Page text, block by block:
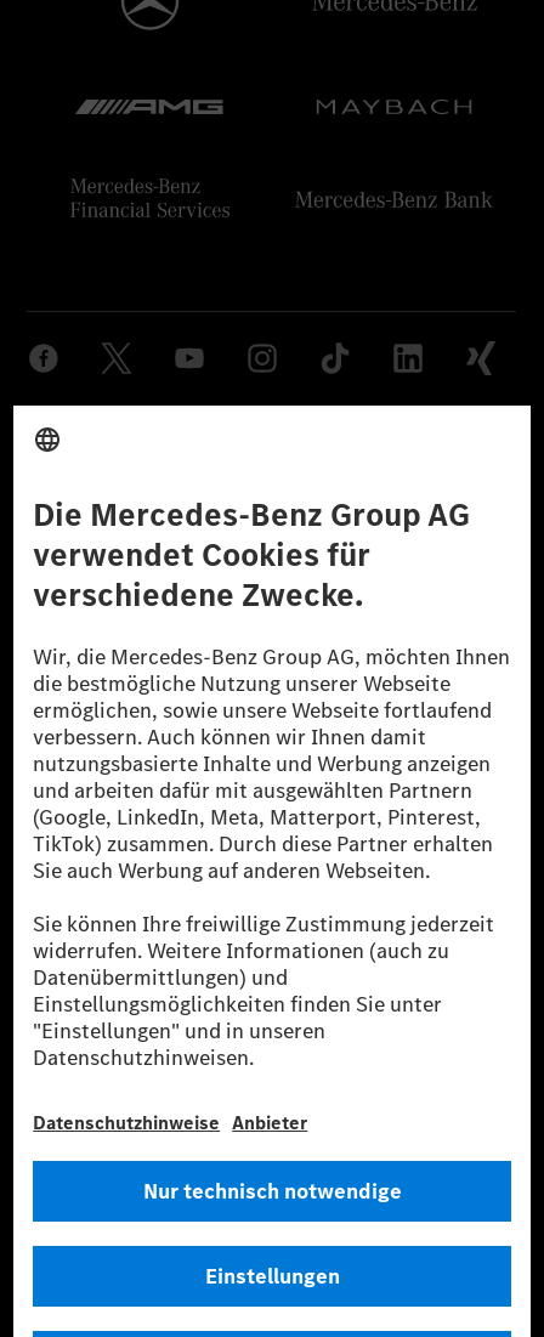
© 2026 Mercedes-Benz Group AG. Alle Rechte vorbehalten.
reduzierte CO₂-Emissionen bei der Mercedes-Benz Group durch
zertifizierte Ausgleichsprojekte kompensiert werden.
[2] Renewable Charging ist ein integraler Bestandteil von MB.CHARGE
Public in Europa, den USA, Kanada und China. Sofern an der jeweiligen
Ladestation noch kein Strom aus erneuerbaren Energien vorliegt,
verwendet Renewable Charging Grünstromzertifikate*. Diese stellen
sicher, dass für Ladevorgänge über MB.CHARGE Public eine äquivalente
Strommenge aus erneuerbaren Energien ins Stromnetz eingespeist wird.
Sie stammen ausschließlich aus Wind- und Solarkraftanlagen, die jünger
als sechs Jahre sind.
* Inkl. EKOenergy Ökolabel
* Die angegebenen Werte wurden nach dem vorgeschriebenen
Messverfahren WLTP (Worldwide harmonised Light vehicles Test
Procedure) ermittelt. Die angegebenen Spannweiten beziehen sich auf
den europäischen Markt. Der Energieverbrauch und der CO₂-Ausstoß
eines Pkw sind nicht nur von der effizienten Ausnutzung des Kraftstoffs
bzw. des Energieträgers durch den Pkw, sondern auch vom Fahrstil und
anderen nichttechnischen Faktoren abhängig.
** Der Stromverbrauch wurde auf der Grundlage der VO 692/2008/EG
wurden intern nach Maßgabe der Zertifizierungsmethode „WLTP-
Prüfverfahren“ ermittelt. Es liegen bislang weder bestätigte Werte von
einer amtlich anerkannten Prüforganisation noch eine EG-
Typgenehmigung noch eine Konformitätsbescheinigung mit amtlichen
Werten vor. Abweichungen zwischen den Angaben und den amtlichen